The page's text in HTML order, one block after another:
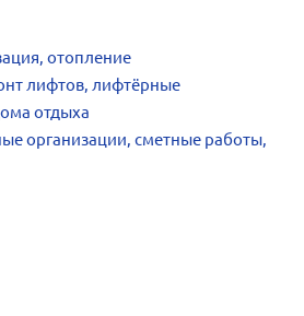
отопление
лифтов, лифтёрные
отдыха
организации, сметные работы,